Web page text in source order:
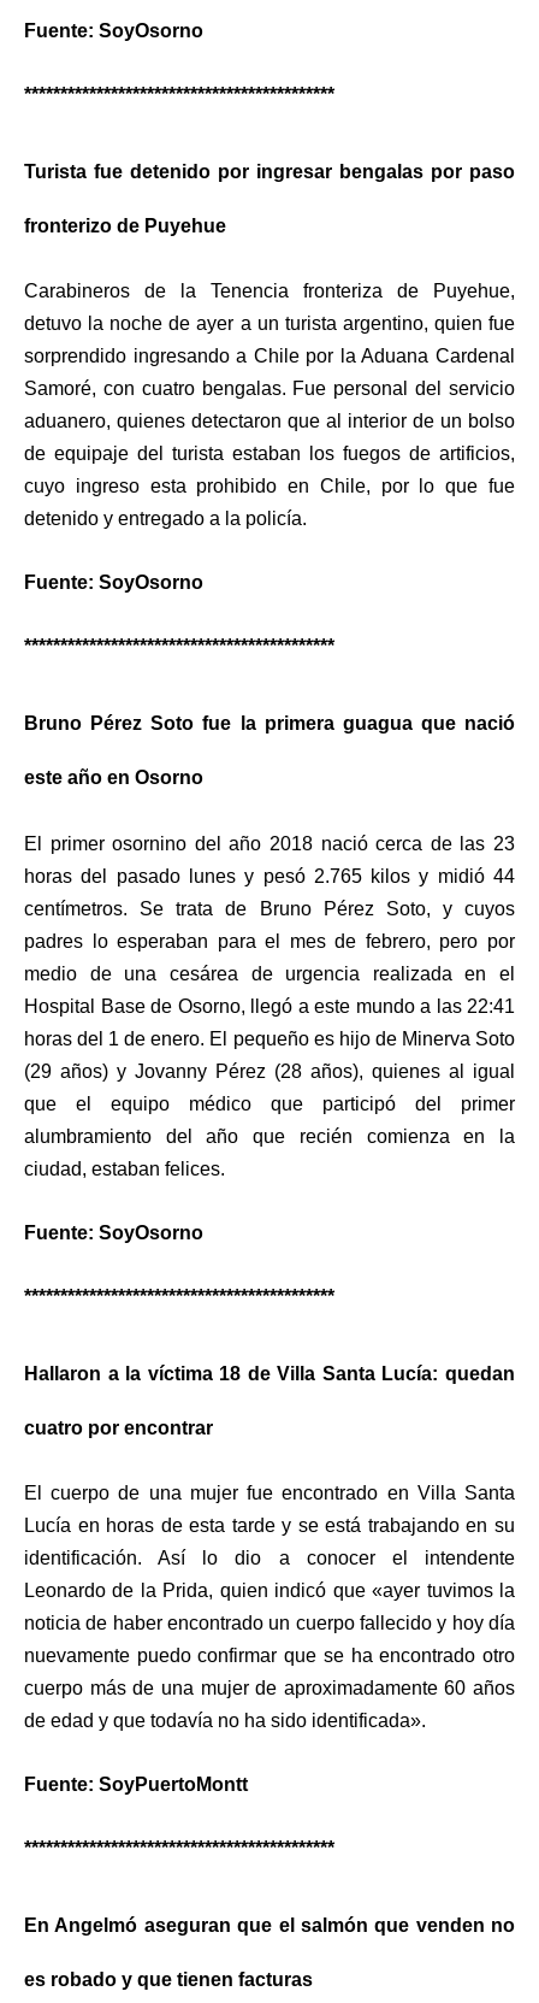
Fuente: SoyOsorno
*******************************************
Turista fue detenido por ingresar bengalas por paso
fronterizo de Puyehue
Carabineros de la Tenencia fronteriza de Puyehue,
detuvo la noche de ayer a un turista argentino, quien fue
sorprendido ingresando a Chile por la Aduana Cardenal
Samoré, con cuatro bengalas. Fue personal del servicio
aduanero, quienes detectaron que al interior de un bolso
de equipaje del turista estaban los fuegos de artificios,
cuyo ingreso esta prohibido en Chile, por lo que fue
detenido y entregado a la policía.
Fuente: SoyOsorno
*******************************************
Bruno Pérez Soto fue la primera guagua que nació
este año en Osorno
El primer osornino del año 2018 nació cerca de las 23
horas del pasado lunes y pesó 2.765 kilos y midió 44
centímetros. Se trata de Bruno Pérez Soto, y cuyos
padres lo esperaban para el mes de febrero, pero por
medio de una cesárea de urgencia realizada en el
Hospital Base de Osorno, llegó a este mundo a las 22:41
horas del 1 de enero. El pequeño es hijo de Minerva Soto
(29 años) y Jovanny Pérez (28 años), quienes al igual
que el equipo médico que participó del primer
alumbramiento del año que recién comienza en la
ciudad, estaban felices.
Fuente: SoyOsorno
*******************************************
Hallaron a la víctima 18 de Villa Santa Lucía: quedan
cuatro por encontrar
El cuerpo de una mujer fue encontrado en Villa Santa
Lucía en horas de esta tarde y se está trabajando en su
identificación. Así lo dio a conocer el intendente
Leonardo de la Prida, quien indicó que «ayer tuvimos la
noticia de haber encontrado un cuerpo fallecido y hoy día
nuevamente puedo confirmar que se ha encontrado otro
cuerpo más de una mujer de aproximadamente 60 años
de edad y que todavía no ha sido identificada».
Fuente: SoyPuertoMontt
*******************************************
En Angelmó aseguran que el salmón que venden no
es robado y que tienen facturas